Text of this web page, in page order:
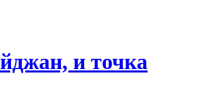
и точка